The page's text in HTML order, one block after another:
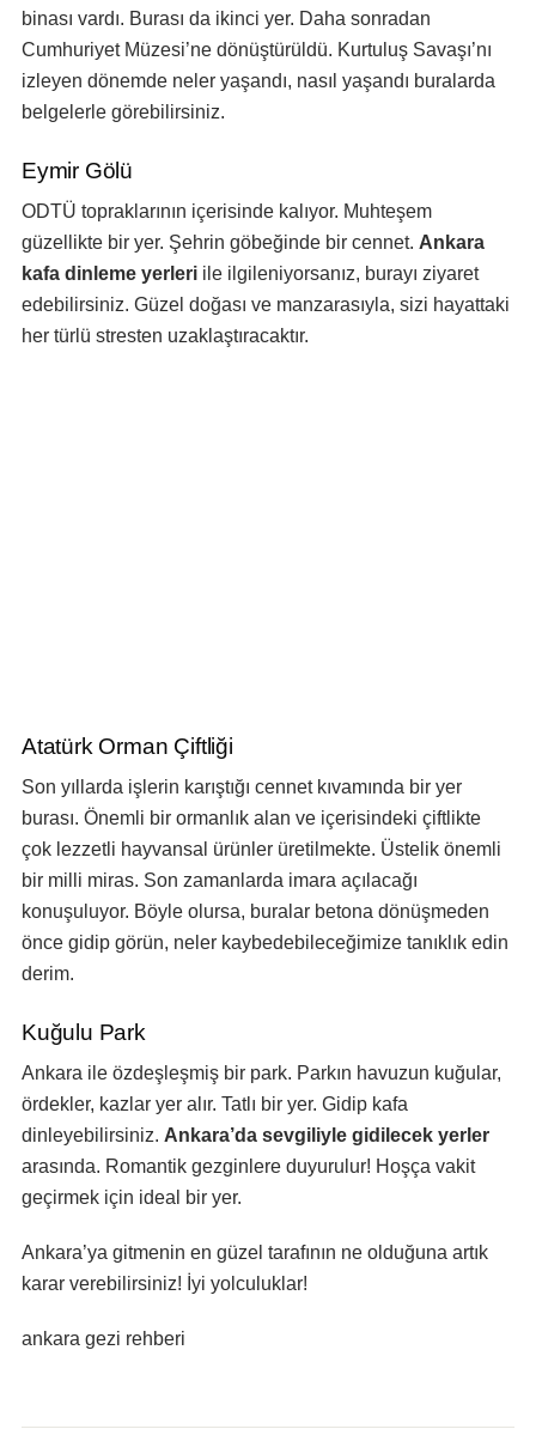
binası vardı. Burası da ikinci yer. Daha sonradan
Cumhuriyet Müzesi’ne dönüştürüldü. Kurtuluş Savaşı’nı
izleyen dönemde neler yaşandı, nasıl yaşandı buralarda
belgelerle görebilirsiniz.
Eymir Gölü
ODTÜ topraklarının içerisinde kalıyor. Muhteşem
güzellikte bir yer. Şehrin göbeğinde bir cennet. Ankara
kafa dinleme yerleri ile ilgileniyorsanız, burayı ziyaret
edebilirsiniz. Güzel doğası ve manzarasıyla, sizi hayattaki
her türlü stresten uzaklaştıracaktır.
Atatürk Orman Çiftliği
Son yıllarda işlerin karıştığı cennet kıvamında bir yer
burası. Önemli bir ormanlık alan ve içerisindeki çiftlikte
çok lezzetli hayvansal ürünler üretilmekte. Üstelik önemli
bir milli miras. Son zamanlarda imara açılacağı
konuşuluyor. Böyle olursa, buralar betona dönüşmeden
önce gidip görün, neler kaybedebileceğimize tanıklık edin
derim.
Kuğulu Park
Ankara ile özdeşleşmiş bir park. Parkın havuzun kuğular,
ördekler, kazlar yer alır. Tatlı bir yer. Gidip kafa
dinleyebilirsiniz. Ankara’da sevgiliyle gidilecek yerler
arasında. Romantik gezginlere duyurulur! Hoşça vakit
geçirmek için ideal bir yer.
Ankara’ya gitmenin en güzel tarafının ne olduğuna artık
karar verebilirsiniz! İyi yolculuklar!
ankara gezi rehberi